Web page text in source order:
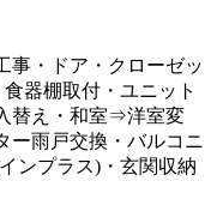
事・ドア・クローゼッ
器棚取付・ユニット
替え・和室⇒洋室変
ー雨戸交換・バルコニ
ンプラス)・玄関収納